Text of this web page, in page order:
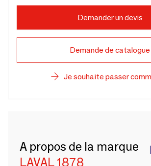
Demander un devis
Demande de catalogue
Je souhaite passer
A propos de la marque
LAVAL 1878